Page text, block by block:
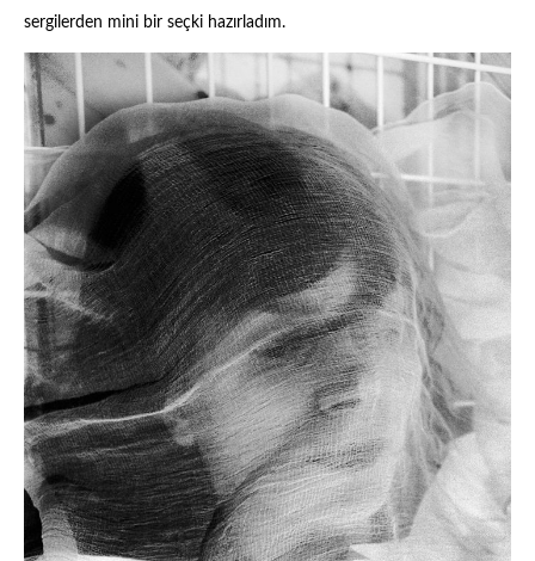
sergilerden mini bir seçki hazırladım.